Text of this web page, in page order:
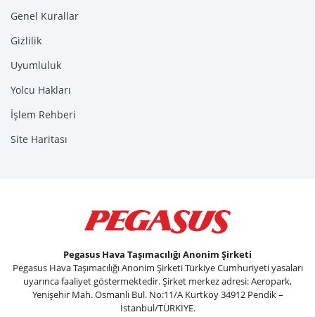
Genel Kurallar
Gizlilik
Uyumluluk
Yolcu Hakları
İşlem Rehberi
Site Haritası
Pegasus Hava Taşımacılığı Anonim Şirketi
Pegasus Hava Taşımacılığı Anonim Şirketi Türkiye Cumhuriyeti yasaları
uyarınca faaliyet göstermektedir. Şirket merkez adresi: Aeropark,
Yenişehir Mah. Osmanlı Bul. No:11/A Kurtköy 34912 Pendik –
İstanbul/TÜRKİYE.